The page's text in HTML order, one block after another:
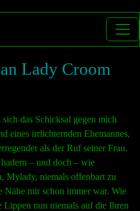
Lady Croom
das Schicksal gegen mich
eines irrlichternden Ehemannes,
als der Ruf seiner Frau.
– und doch – wie
Mylady, niemals offenbart zu
Nähe mir schon immer war. Wie
Lippen nun niemals auf die Ihren